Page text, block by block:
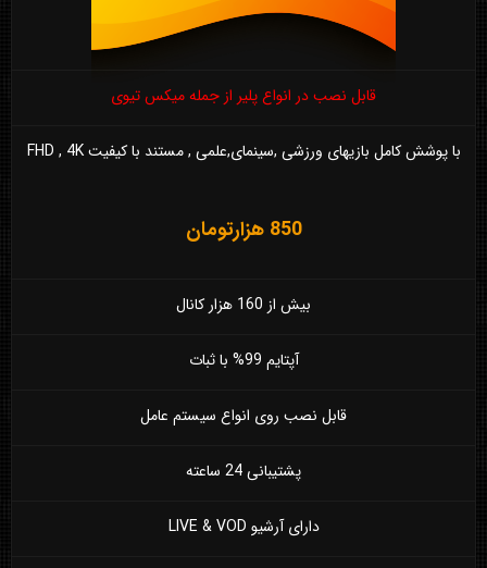
قابل نصب در انواع پلیر از جمله میکس تیوی
با پوشش کامل بازیهای ورزشی ,سینمای,علمی , مستند با کیفیت FHD , 4K
850 هزارتومان
بیش از 160 هزار کانال
آپتایم 99% با ثبات
قابل نصب روی انواع سیستم عامل
پشتیبانی 24 ساعته
دارای آرشیو LIVE & VOD